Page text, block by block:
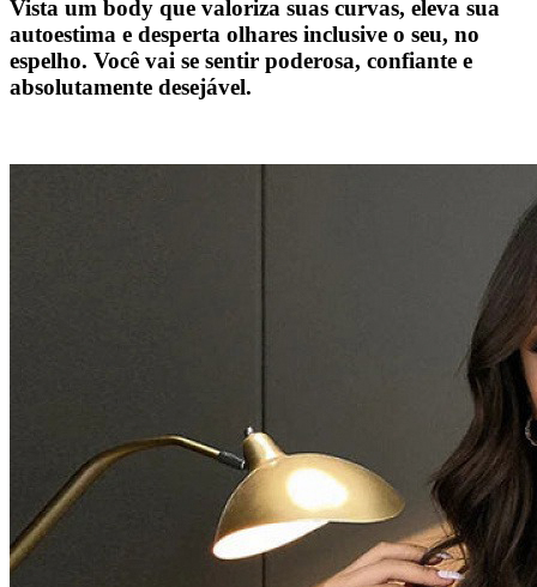
Vista um body que valoriza suas curvas, eleva sua
autoestima e desperta olhares inclusive o seu, no
espelho. Você vai se sentir poderosa, confiante e
absolutamente desejável.